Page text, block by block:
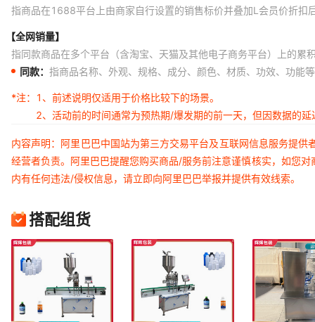
指商品在1688平台上由商家自行设置的销售标价并叠加L会员价折扣
【全网销量】
指同款商品在多个平台（含淘宝、天猫及其他电子商务平台）上的累
同款： 指商品名称、外观、规格、成分、颜色、材质、功效、功能
*注：
1、前述说明仅适用于价格比较下的场景。
2、活动前的时间通常为预热期/爆发期的前一天，但因数据的
内容声明：阿里巴巴中国站为第三方交易平台及互联网信息服务提
经营者负责。阿里巴巴提醒您购买商品/服务前注意谨慎核实，如您
内有任何违法/侵权信息，请立即向阿里巴巴举报并提供有效线索。
搭配组货